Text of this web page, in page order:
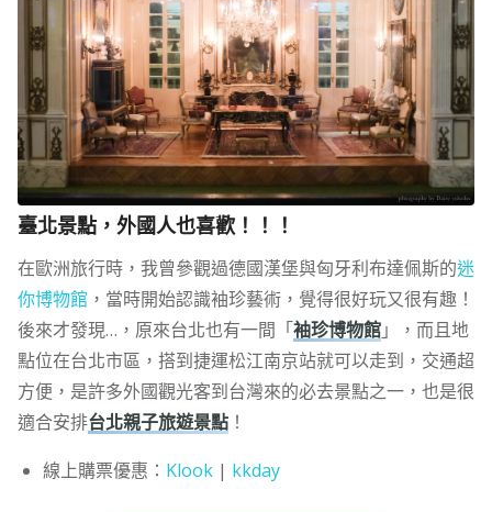
臺北景點，外國人也喜歡！！！
在歐洲旅行時，我曾參觀過德國漢堡與匈牙利布達佩斯的迷
你博物館，當時開始認識袖珍藝術，覺得很好玩又很有趣！
後來才發現…，原來台北也有一間「袖珍博物館」，而且地
點位在台北市區，搭到捷運松江南京站就可以走到，交通超
方便，是許多外國觀光客到台灣來的必去景點之一，也是很
適合安排台北親子旅遊景點！
線上購票優惠： Klook| kkday